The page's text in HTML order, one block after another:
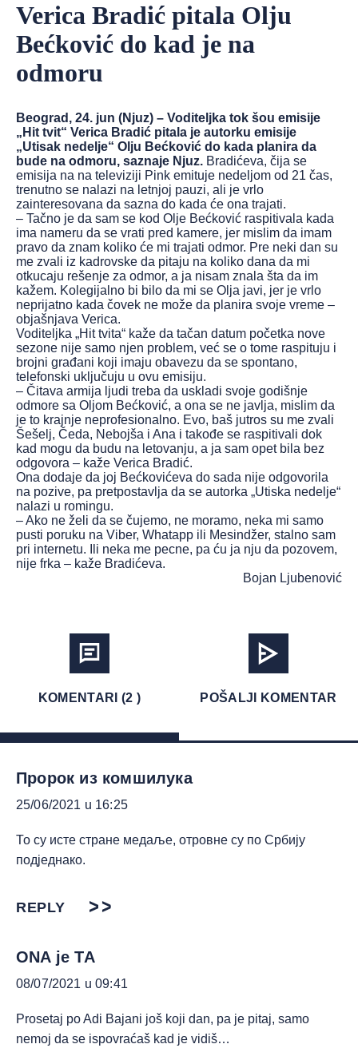
Verica Bradić pitala Olju
Bećković do kad je na
odmoru
Beograd, 24. jun (Njuz) – Voditeljka tok šou emisije
„Hit tvit“ Verica Bradić pitala je autorku emisije
„Utisak nedelje“ Olju Bećković do kada planira da
bude na odmoru, saznaje Njuz. Bradićeva, čija se
emisija na na televiziji Pink emituje nedeljom od 21 čas,
trenutno se nalazi na letnjoj pauzi, ali je vrlo
zainteresovana da sazna do kada će ona trajati.
– Tačno je da sam se kod Olje Bećković raspitivala kada
ima nameru da se vrati pred kamere, jer mislim da imam
pravo da znam koliko će mi trajati odmor. Pre neki dan su
me zvali iz kadrovske da pitaju na koliko dana da mi
otkucaju rešenje za odmor, a ja nisam znala šta da im
kažem. Kolegijalno bi bilo da mi se Olja javi, jer je vrlo
neprijatno kada čovek ne može da planira svoje vreme –
objašnjava Verica.
Voditeljka „Hit tvita“ kaže da tačan datum početka nove
sezone nije samo njen problem, već se o tome raspituju i
brojni građani koji imaju obavezu da se spontano,
telefonski uključuju u ovu emisiju.
– Čitava armija ljudi treba da uskladi svoje godišnje
odmore sa Oljom Bećković, a ona se ne javlja, mislim da
je to krajnje neprofesionalno. Evo, baš jutros su me zvali
Šešelj, Čeda, Nebojša i Ana i takođe se raspitivali dok
kad mogu da budu na letovanju, a ja sam opet bila bez
odgovora – kaže Verica Bradić.
Ona dodaje da joj Bećkovićeva do sada nije odgovorila
na pozive, pa pretpostavlja da se autorka „Utiska nedelje“
nalazi u romingu.
– Ako ne želi da se čujemo, ne moramo, neka mi samo
pusti poruku na Viber, Whatapp ili Mesindžer, stalno sam
pri internetu. Ili neka me pecne, pa ću ja nju da pozovem,
nije frka – kaže Bradićeva.
Bojan Ljubenović
KOMENTARI (2 ) POŠALJI KOMENTAR
Пророк из комшилука
25/06/2021 u 16:25
То су исте стране медаље, отровне су по Србију
подједнако.
REPLY
ONA je TA
08/07/2021 u 09:41
Prosetaj po Adi Bajani još koji dan, pa je pitaj, samo
nemoj da se ispovraćaš kad je vidiš…